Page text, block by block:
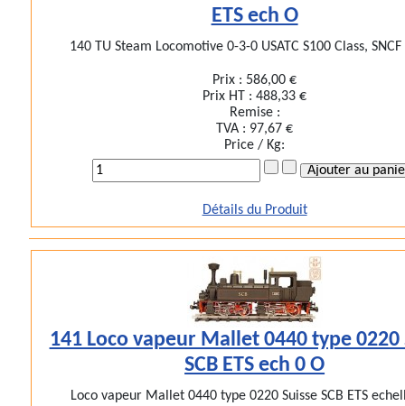
ETS ech O
140 TU Steam Locomotive 0-3-0 USATC S100 Class, SNCF
Prix : 586,00 €
Prix HT :488,33 €
Remise :
TVA : 97,67 €
Price / Kg:
Détails du Produit
141 Loco vapeur Mallet 0440 type 0220
SCB ETS ech 0 O
Loco vapeur Mallet 0440 type 0220 Suisse SCB ETS